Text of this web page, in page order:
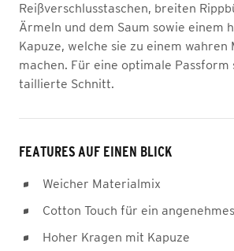
Reißverschlusstaschen, breiten
Ärmeln und dem Saum sowie einem
Kapuze, welche sie zu einem wahren
machen. Für eine optimale Passform
taillierte Schnitt.
FEATURES AUF EINEN BLICK
Weicher Materialmix
Cotton Touch für ein
Hoher Kragen mit Kapuze